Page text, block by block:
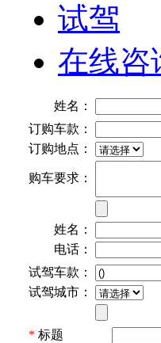
试驾
在线咨
姓名：
订购车款：
订购地点：
购车要求：
姓名：
电话：
试驾车款：
试驾城市：
* 标题